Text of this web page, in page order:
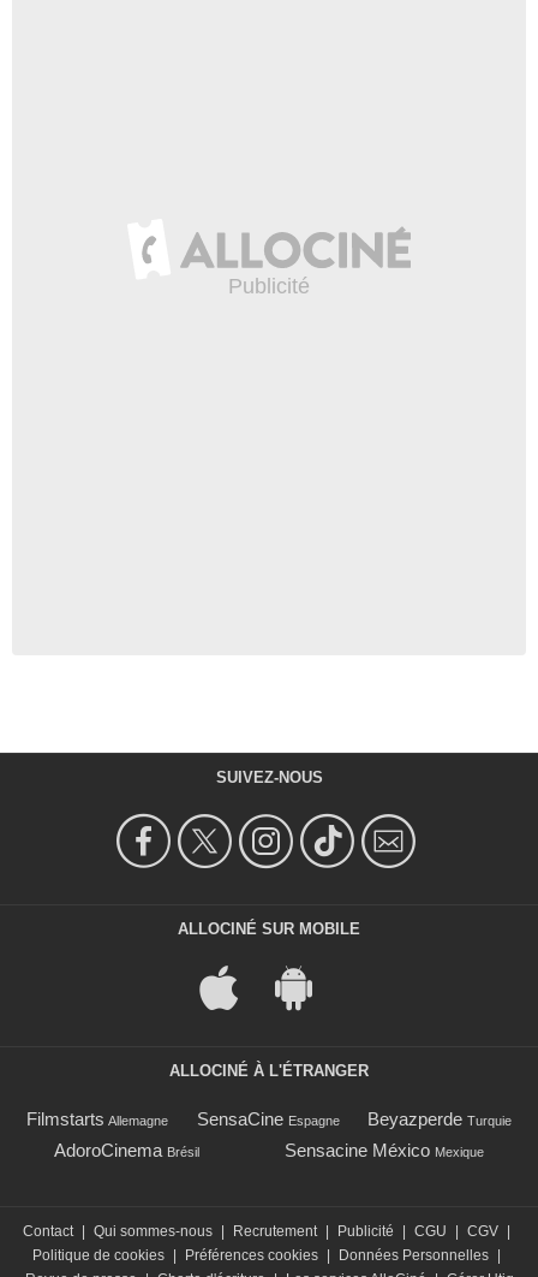
SUIVEZ-NOUS
ALLOCINÉ SUR MOBILE
ALLOCINÉ À L'ÉTRANGER
Filmstarts Allemagne SensaCine Espagne Beyazperde Turquie
AdoroCinema Brésil Sensacine México Mexique
Contact | Qui sommes-nous | Recrutement | Publicité | CGU | CGV |
Politique de cookies | Préférences cookies | Données Personnelles |